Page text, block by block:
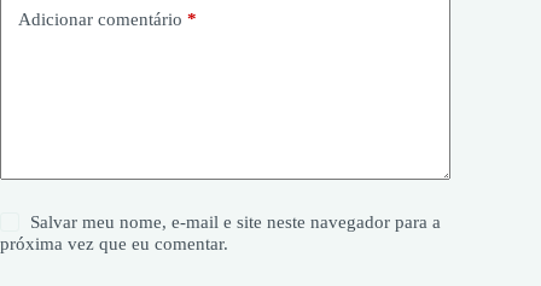
Adicionar comentário *
Salvar meu nome, e-mail e site neste navegador para a
próxima vez que eu comentar.